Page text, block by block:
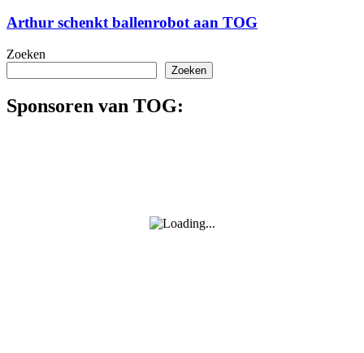
Arthur schenkt ballenrobot aan TOG
Zoeken
Zoeken
Sponsoren van TOG: